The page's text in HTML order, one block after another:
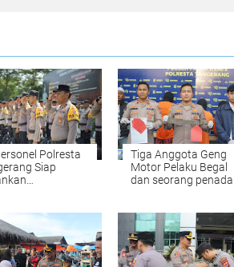
Polresta
Siap
Tiga Anggota Geng
Motor Pelaku Begal
dan seorang penadah
Pasar Kemis